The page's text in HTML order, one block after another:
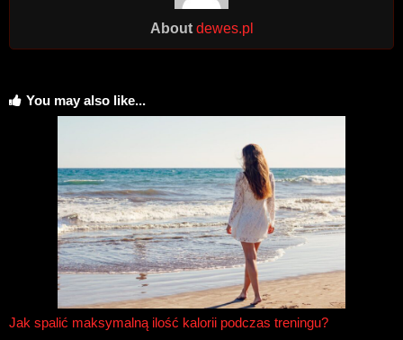
About dewes.pl
You may also like...
Jak spalić maksymalną ilość kalorii podczas treningu?